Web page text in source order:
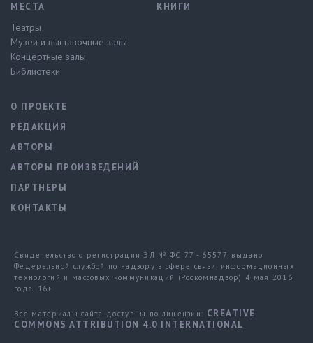
МЕСТА
Театры
Музеи и выставочные залы
Концертные залы
Библиотеки
КНИГИ
О ПРОЕКТЕ
РЕДАКЦИЯ
АВТОРЫ
АВТОРЫ ПРОИЗВЕДЕНИЙ
ПАРТНЕРЫ
КОНТАКТЫ
Свидетельство о регистрации ЭЛ № ФС 77 - 65577, выдано
Федеральной службой по надзору в сфере связи, информационных
технологий и массовых коммуникаций (Роскомнадзор) 4 мая 2016
года. 16+
Все материалы сайта доступны по лицензии: CREATIVE
COMMONS ATTRIBUTION 4.0 INTERNATIONAL